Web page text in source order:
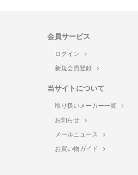
会員サービス
ログイン
新規会員登録
当サイトについて
取り扱いメーカー一覧
お知らせ
メールニュース
お買い物ガイド